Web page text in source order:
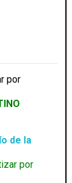
por
de la
por